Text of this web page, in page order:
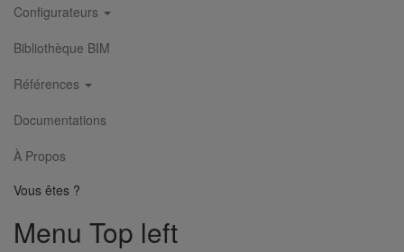
Configurateurs
Bibliothèque BIM
Références
Documentations
À Propos
Vous êtes ?
Menu Top left